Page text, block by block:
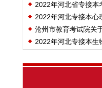
2022年河北省专接本
2022年河北专接本心
沧州市教育考试院关
要提示
2022年河北专接本生